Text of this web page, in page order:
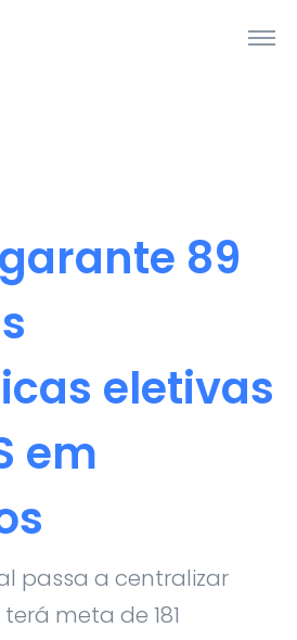
89
eletivas
em
passa a centralizar
meta de 181